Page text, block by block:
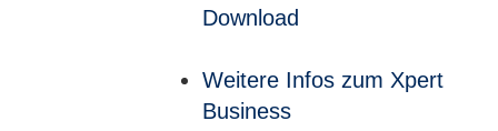
Download
Weitere Infos zum Xpert
Business